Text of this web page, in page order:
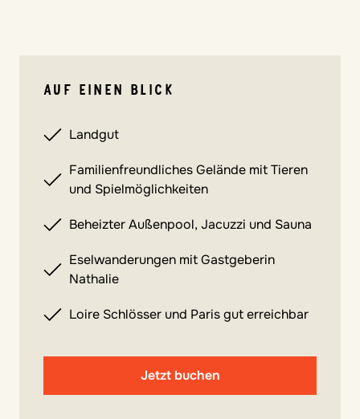
AUF EINEN BLICK
Landgut
Familienfreundliches Gelände mit Tieren
und Spielmöglichkeiten
Beheizter Außenpool, Jacuzzi und Sauna
Eselwanderungen mit Gastgeberin
Nathalie
Loire Schlösser und Paris gut erreichbar
Jetzt buchen